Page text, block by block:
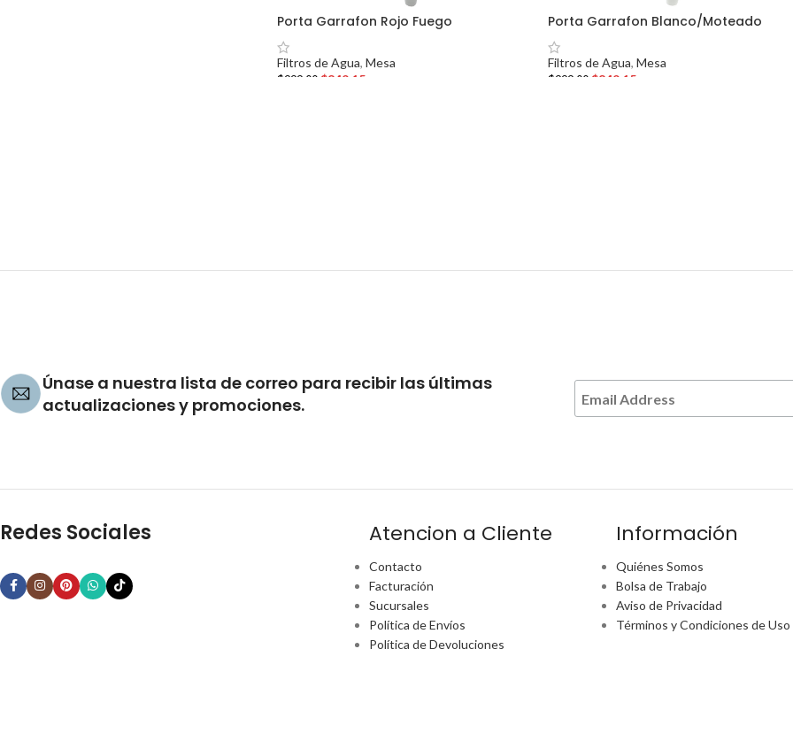
Porta Garrafon Rojo Fuego
Filtros de Agua, Mesa
$999.00 $849.15
Porta Garrafon Blanco/Moteado
Filtros de Agua,Mesa
$999.00 $849.15
Únase a nuestra lista de correo para recibir las últimas
actualizaciones y promociones.
Redes Sociales Atencion a Cliente
Contacto
Facturación
Sucursales
Política de Envíos
Política de Devoluciones
Información
Quiénes Somos
Bolsa de Trabajo
Aviso de Privacidad
Términos y Condiciones de Uso